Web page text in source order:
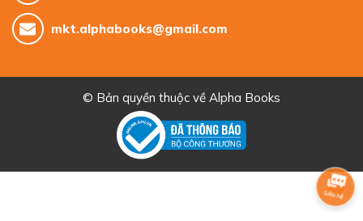
mkt.alphabooks@gmail.com
© Bản quyền thuộc về Alpha Books